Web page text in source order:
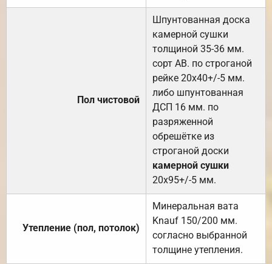
Пол чистовой
Шпунтованная доска
камерной сушки
толщиной 35-36 мм.
сорт АВ. по строганой
рейке 20х40+/-5 мм.
либо шпунтованная
ДСП 16 мм. по
разряженной
обрешётке из
строганой доски
камерной сушки
20х95+/-5 мм.
Утепление (пол, потолок)
Минеральная вата
Knauf 150/200 мм.
согласно выбранной
толщине утепления.